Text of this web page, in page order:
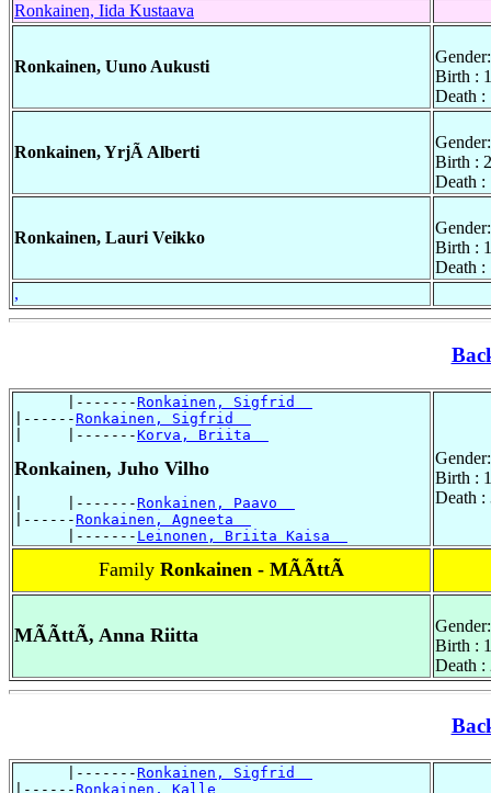
Ronkainen, Iida Kustaava
Ronkainen, Uuno Aukusti
Birth :
Death :
Ronkainen, YrjÃ Alberti
Birth :
Death :
Ronkainen, Lauri Veikko
Birth :
Death :
,
      |-------
Ronkainen, Sigfrid
|------Ronkainen, Sigfrid
|     |-------Korva, Briita
Ronkainen, Juho Vilho
|     |-------Ronkainen, Paavo
|------Ronkainen, Agneeta
      |-------
Leinonen, Briita Kaisa
Birth :
Death :
Family Ronkainen - MÃÃttÃ
MÃÃttÃ, Anna Riitta
Birth :
Death :
      |-------
Ronkainen, Sigfrid
|------Ronkainen, Kalle